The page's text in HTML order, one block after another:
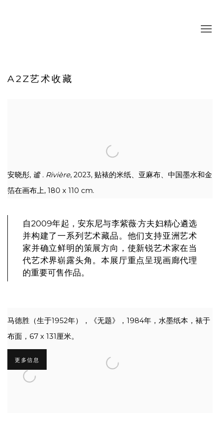
A2Z艺术收藏
安晓彤, 谧 . Rivière, 2023, 贴裱的米纸、亚麻布、中国墨水和金
箔在画布上, 180 x 110 cm.
自2009年起，安东尼与李紫薇·方夫妇精心遴选
并构建了一系列艺术藏品。他们支持亚洲艺术
家并确立鲜明的策展方向，使新锐艺术家在当
代艺术界崭露头角。本展厅重点呈现画廊代理
的重要可售作品。
马德胜（生于1952年），《无题》，1984年，水墨纸本，裱于
布面，67 x 131厘米。
更多信息